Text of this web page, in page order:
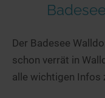
Der Badesee
schon verrät in
alle wichtigen Infos